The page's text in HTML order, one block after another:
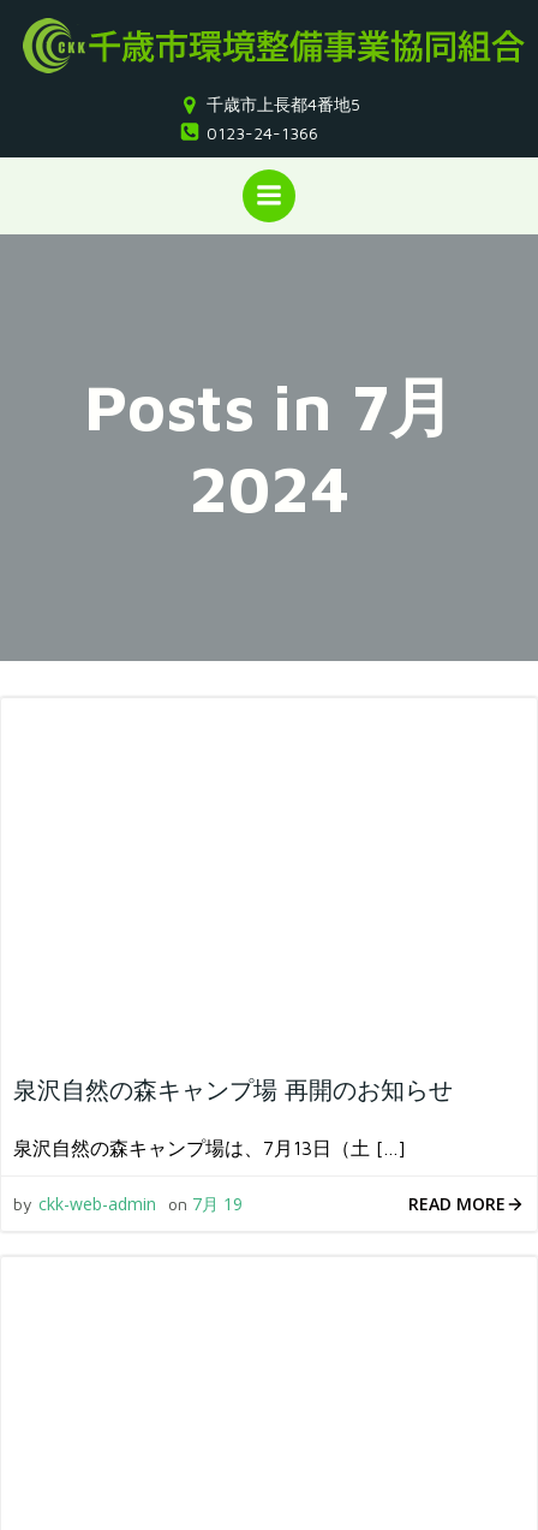
ン
ン
ツ
へ
ス
キ
千歳市上長都4番地5
0123-24-1366
Posts in 7月
2024
泉沢自然の森キャンプ場 再開のお知らせ
泉沢自然の森キャンプ場は、7月13日（土 […]
by ckk-web-admin on 7月 19 READ MORE